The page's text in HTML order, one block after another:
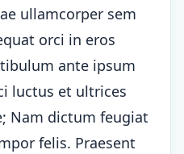
ullamcorper sem
orci in eros
ante ipsum
luctus et ultrices
Nam dictum feugiat
felis. Praesent